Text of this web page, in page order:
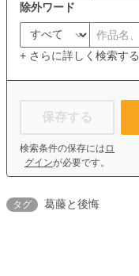
除外ワード
+ さらに詳しく検索する
保存する
検索条件の保存には ロ
グインが必要です。
タグ 葛藤と後悔